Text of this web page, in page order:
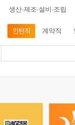
생산·제조·설비·조립
인턴직 계약직